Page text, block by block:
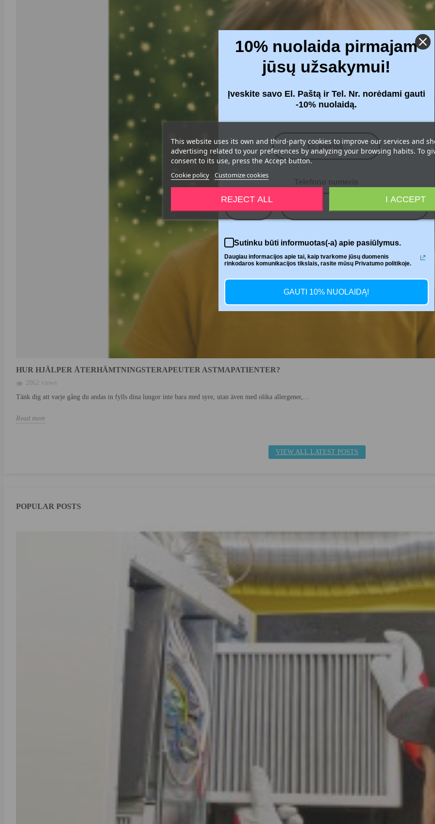
HUR HJÄLPER ÅTERHÄMTNINGSTERAPEUTER ASTMAPATIENTER?
2062 views
Tänk dig att varje gång du andas in fylls dina lungor inte bara med syre, utan även med olika allergener,...
Read more
VIEW ALL LATEST POSTS
POPULAR POSTS
This website uses its own and third-party cookies to improve our services and
advertising related to your preferences by analyzing your browsing habits. To
consent to its use, press the Accept button.
Cookie policy Customize cookies
REJECT ALL I ACCEPT
10% nuolaida pirmajam
jūsų užsakymui!
Įveskite savo El. Paštą ir Tel. Nr. norėdami gauti
-10% nuolaidą.
Telefono numeris
Sutinku būti informuotas(-a) apie pasiūlymus.
Daugiau informacijos apie tai, kaip tvarkome jūsų duomenis
rinkodaros komunikacijos tikslais, rasite mūsų Privatumo politikoje.
GAUTI 10% NUOLAIDĄ!